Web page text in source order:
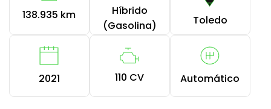
138.935 km
Híbrido
(Gasolina)
Toledo
2021 110 CV Automático